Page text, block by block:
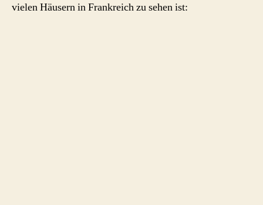
vielen Häusern in Frankreich zu sehen ist: